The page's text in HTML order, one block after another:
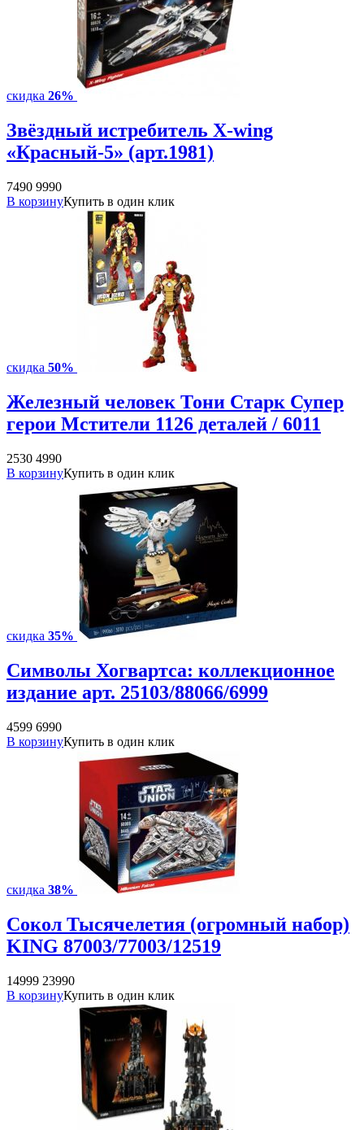
скидка 26%
Звёздный истребитель X-wing
«Красный-5» (арт.1981)
7490 9990
В корзинуКупить в один клик
скидка 50%
Железный человек Тони Старк Супер
герои Мстители 1126 деталей / 6011
2530 4990
В корзинуКупить в один клик
скидка 35%
Символы Хогвартса: коллекционное
издание арт. 25103/88066/6999
4599 6990
В корзинуКупить в один клик
скидка 38%
Сокол Тысячелетия (огромный набор)
KING 87003/77003/12519
14999 23990
В корзинуКупить в один клик